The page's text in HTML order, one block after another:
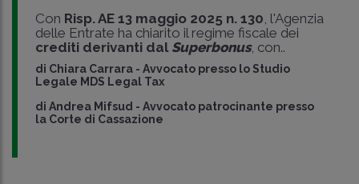
Con Risp. AE 13 maggio 2025 n. 130, l'Agenzia
delle Entrate ha chiarito il regime fiscale dei
crediti derivanti dal Superbonus, con..
di Chiara Carrara - Avvocato presso lo Studio
Legale MDS Legal Tax
di Andrea Mifsud - Avvocato patrocinante presso
la Corte di Cassazione